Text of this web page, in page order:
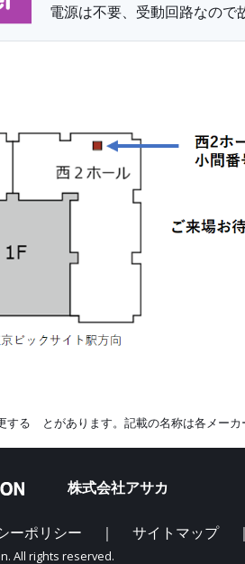
電源は不要、受動回路なので
る とがあります。記載の名称は各メーカ
株式会社アサカ
ーポリシー ｜ サイトマップ
All rights reserved.